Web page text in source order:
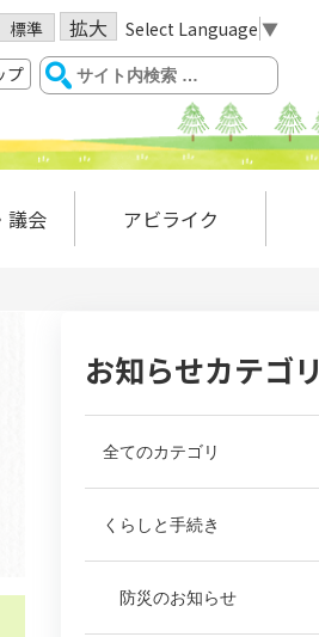
標準 拡大 Select Language ▼
プ
議会 アビライク
お知らせカテゴリ
全てのカテゴリ
くらしと手続き
防災のお知らせ